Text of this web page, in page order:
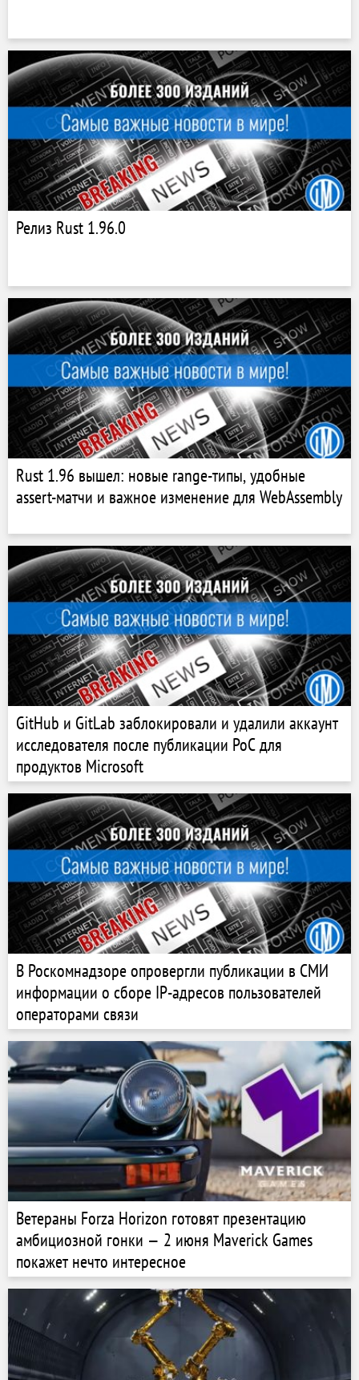
Релиз Rust 1.96.0
Rust 1.96 вышел: новые range-типы, удобные
assert-матчи и важное изменение для WebAssembly
GitHub и GitLab заблокировали и удалили аккаунт
исследователя после публикации PoC для
продуктов Microsoft
В Роскомнадзоре опровергли публикации в СМИ
информации о сборе IP-адресов пользователей
операторами связи
Ветераны Forza Horizon готовят презентацию
амбициозной гонки — 2 июня Maverick Games
покажет нечто интересное